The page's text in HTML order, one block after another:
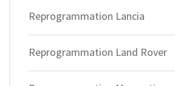
Reprogrammation Lancia
Reprogrammation Land Rover